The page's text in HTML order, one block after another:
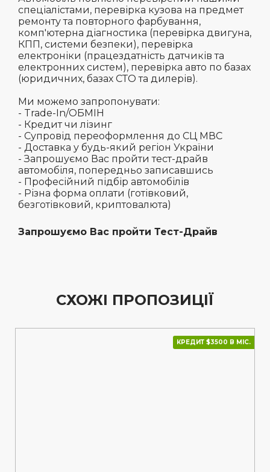
спеціалістами, перевірка кузова на предмет
ремонту та повторного фарбування,
комп'ютерна діагностика (перевірка двигуна,
КПП, системи безпеки), перевірка
електроніки (працездатність датчиків та
електронних систем), перевірка авто по базах
(юридичних, базах СТО та дилерів).
Ми можемо запропонувати:
- Trade-In/ОБМІН
- Кредит чи лізинг
- Супровід переоформлення до СЦ МВС
- Доставка у будь-який регіон України
- Запрошуємо Вас пройти тест-драйв
автомобіля, попередньо записавшись
- Професійний підбір автомобілів
- Різна форма оплати (готівковий,
безготівковий, криптовалюта)
Запрошуємо Вас пройти Тест-Драйв
СХОЖІ ПРОПОЗИЦІЇ
КРЕДИТ $3500 В МІС.